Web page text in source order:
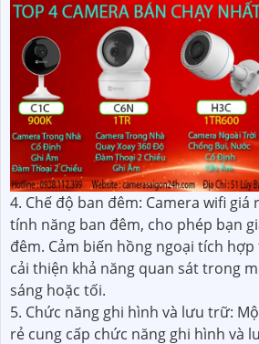
4. Chế độ ban đêm: Camera wifi
tính năng ban đêm, cho phép bạn
đêm. Cảm biến hồng ngoại tích
cải thiện khả năng quan sát trong
sáng hoặc tối.
5. Chức năng ghi hình và lưu trữ:
rẻ cung cấp chức năng ghi hình và